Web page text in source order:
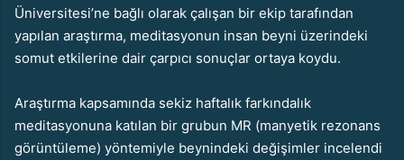
Üniversitesi’ne bağlı olarak çalışan bir ekip tarafından
yapılan araştırma, meditasyonun insan beyni üzerindeki
somut etkilerine dair çarpıcı sonuçlar ortaya koydu.
Araştırma kapsamında sekiz haftalık farkındalık
meditasyonuna katılan bir grubun MR (manyetik rezonans
görüntüleme) yöntemiyle beynindeki değişimler incelendi